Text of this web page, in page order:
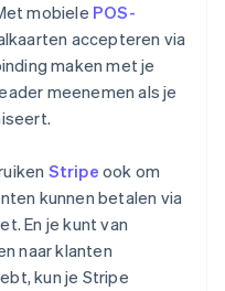
mobiele POS-
accepteren via
maken met je
meenemen als je
Stripe ook om
kunnen betalen via
En je kunt van
naar klanten
kun je Stripe